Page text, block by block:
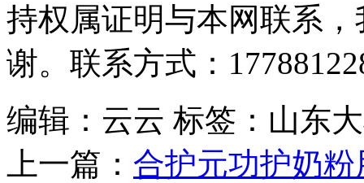
持权属证明与本网联系
谢。联系方式：
编辑：云云 标签：山东
上一篇： 合护元功护奶